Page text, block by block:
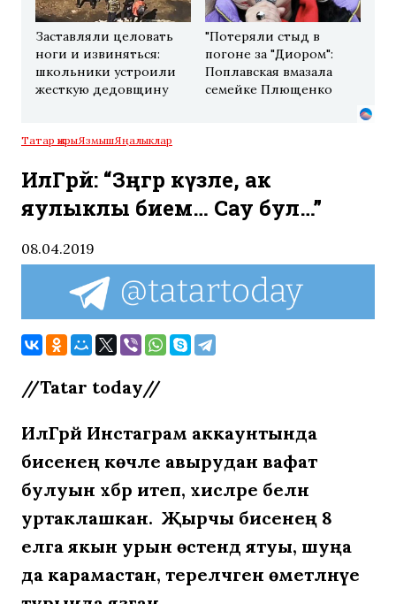
Заставляли целовать
ноги и извиняться:
школьники устроили
жесткую дедовщину
"Потеряли стыд в
погоне за "Диором":
Поплавская вмазала
семейке Плющенко
Татар җырыЯзмышЯңалыклар
ИлГәрәй: “Зәңгәр күзле, ак
яулыклы әбием… Сау бул…”
08.04.2019
//Tatar today//
ИлГәрәй Инстаграм аккаунтында
әбисенең көчле авырудан вафат
булуын хәбәр итеп, хисләре белән
уртаклашкан. Җырчы әбисенең 8
елга якын урын өстендә ятуы, шуңа
да карамастан, тереләчәгенә өметләнүе